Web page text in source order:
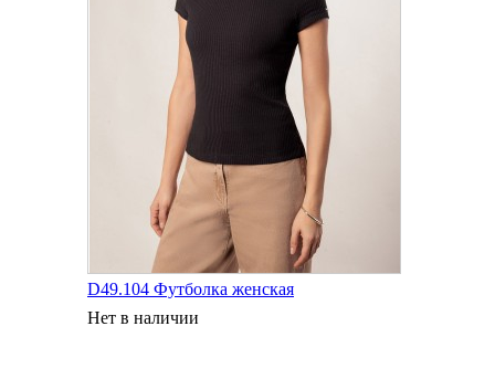
D49.104 Футболка женская
Нет в наличии